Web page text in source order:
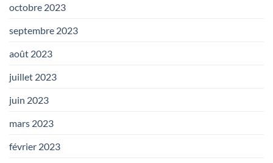
octobre 2023
septembre 2023
août 2023
juillet 2023
juin 2023
mars 2023
février 2023